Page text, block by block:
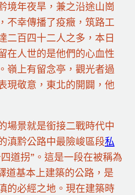
境年夜旱，兼之沿途山崗
不幸傳播了疫癥，筑路工
二百四十二人之多，本日
在人世的是他們的心血性
嶺上有留念亭，觀光者過
現敬意，東北的開闢，他
場景就是銜接二戰時代中
滇黔公路中最險峻區段私
道拐”。這是一段在被稱為
道基本上建築的公路，是
的必經之地。現在建築時